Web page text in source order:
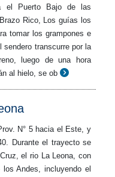
el Puerto Bajo de las
Rico, Los guías los
tomar los grampones e
transcurre por la
luego de una hora
al hielo, se ob
N° 5 hacia el Este, y
Durante el trayecto se
el rio La Leona, con
Andes, incluyendo el